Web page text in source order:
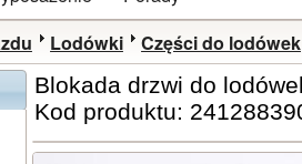
Lodówki Części do lodówek
Blokada drzwi do
Kod produktu: